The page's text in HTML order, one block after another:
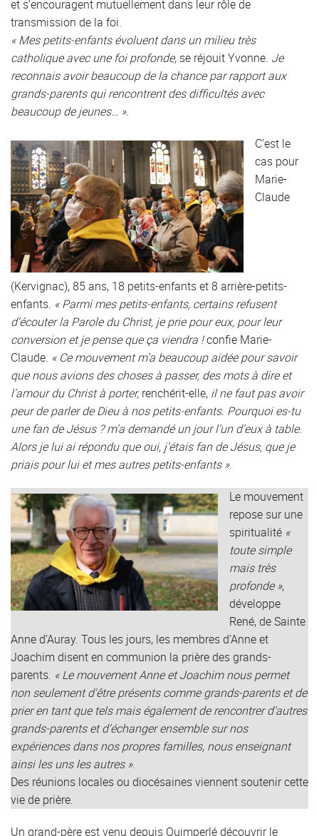
et s’encouragent mutuellement dans leur rôle de
transmission de la foi.
« Mes petits-enfants évoluent dans un milieu très
catholique avec une foi profonde, se réjouit Yvonne. Je
reconnais avoir beaucoup de la chance par rapport aux
grands-parents qui rencontrent des difficultés avec
beaucoup de jeunes… ».
C’est le
cas pour
Marie-
Claude
(Kervignac), 85 ans, 18 petits-enfants et 8 arrière-petits-
enfants. « Parmi mes petits-enfants, certains refusent
d’écouter la Parole du Christ, je prie pour eux, pour leur
conversion et je pense que ça viendra !confie Marie-
Claude. « Ce mouvement m’a beaucoup aidée pour savoir
que nous avions des choses à passer, des mots à dire et
l’amour du Christ à porter,renchérit-elle, il ne faut pas avoir
peur de parler de Dieu à nos petits-enfants. Pourquoi es-tu
une fan de Jésus ? m’a demandé un jour l’un d’eux à table.
Alors je lui ai répondu que oui, j’étais fan de Jésus, que je
priais pour lui et mes autres petits-enfants ».
Le mouvement
repose sur une
spiritualité «
toute simple
mais très
profonde »,
développe
René, de Sainte
Anne d’Auray. Tous les jours, les membres d’Anne et
Joachim disent en communion la prière des grands-
parents. « Le mouvement Anne et Joachim nous permet
non seulement d’être présents comme grands-parents et de
prier en tant que tels mais également de rencontrer d’autres
grands-parents et d’échanger ensemble sur nos
expériences dans nos propres familles, nous enseignant
ainsi les uns les autres ».
Des réunions locales ou diocésaines viennent soutenir cette
vie de prière.
Un grand-père est venu depuis Quimperlé découvrir le